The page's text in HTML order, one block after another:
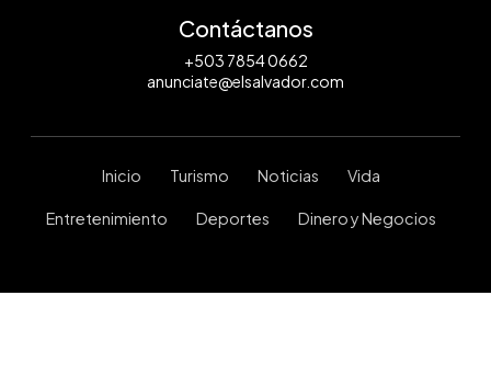
Contáctanos
+503 7854 0662
anunciate@elsalvador.com
Inicio Turismo Noticias Vida
Entretenimiento Deportes Dinero y Negocios